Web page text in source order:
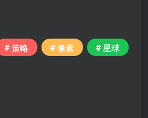
# 策略 # 像素
# 星球